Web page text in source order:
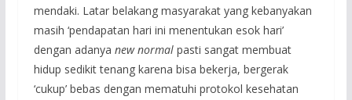
mendaki. Latar belakang masyarakat yang kebanyakan
masih ‘pendapatan hari ini menentukan esok hari’
dengan adanya new normalpasti sangat membuat
hidup sedikit tenang karena bisa bekerja, bergerak
‘cukup’ bebas dengan mematuhi protokol kesehatan